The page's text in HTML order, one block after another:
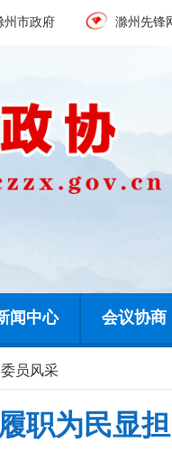
州市政府 滁州先锋
闻中心 会议协商
委员风采
职为民显